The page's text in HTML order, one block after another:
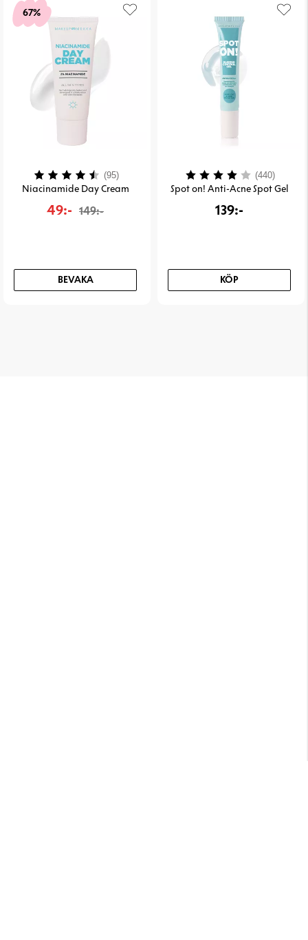
67%
Niacinamide Day Cream
49:- 149:-
BEVAKA
Betyg: (95)4.3 utav 5 stjärnor
Spot on! Anti-Acne Spot Gel
139:-
KÖP
Betyg: (440)